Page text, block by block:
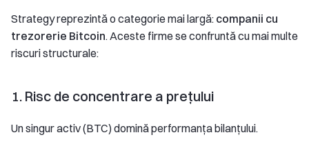
Strategy reprezintă o categorie mai largă: companii cu
trezorerie Bitcoin. Aceste firme se confruntă cu mai multe
riscuri structurale:
1. Risc de concentrare a prețului
Un singur activ (BTC) domină performanța bilanțului.